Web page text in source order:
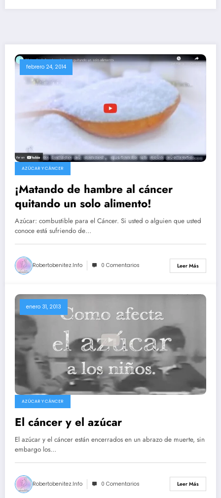
febrero 24, 2014
AZÚCAR Y CÁNCER
¡Matando de hambre al cáncer
quitando un solo alimento!
Azúcar: combustible para el Cáncer. Si usted o alguien que usted
conoce está sufriendo de…
Robertobenitez.info 0 Comentarios Leer Más
enero 31, 2013
AZÚCAR Y CÁNCER
El cáncer y el azúcar
El azúcar y el cáncer están encerrados en un abrazo de muerte, sin
embargo los…
Robertobenitez.info 0 Comentarios Leer Más